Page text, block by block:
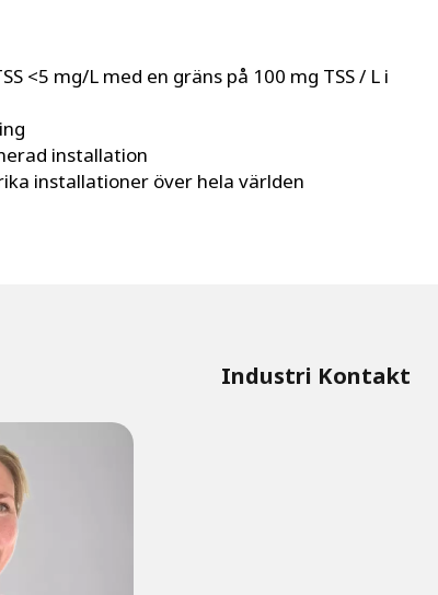
<5 mg/L med en gräns på 100 mg TSS / L i
installation
installationer över hela världen
Industri Kontakt